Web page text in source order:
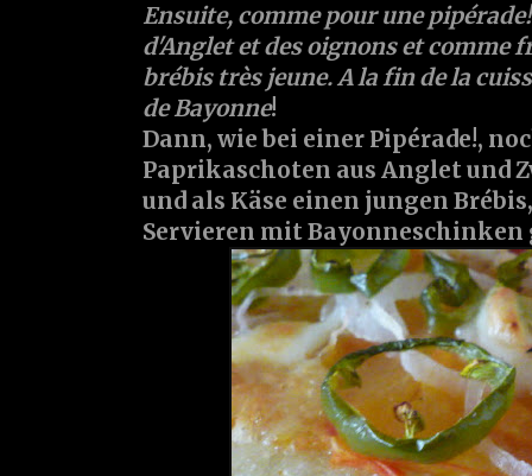
Ensuite, comme pour une
d'Anglet et des oignons et comme
brébis très jeune. A la fin de la
de Bayonne!
Dann, wie bei einer Pipérade!,
Paprikaschoten aus Anglet und
und als Käse einen jungen
Servieren mit Bayonneschinken